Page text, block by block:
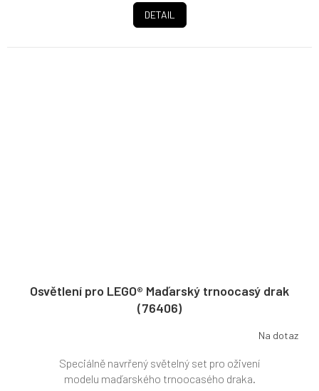
DETAIL
Osvětlení pro LEGO® Maďarský trnoocasý drak
(76406)
Na dotaz
Speciálně navrřený světelný set pro oživení
modelu maďarského trnoocasého draka.